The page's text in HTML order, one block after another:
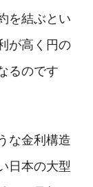
を結ぶとい
が高く円の
るのです
な金利構造
日本の大型